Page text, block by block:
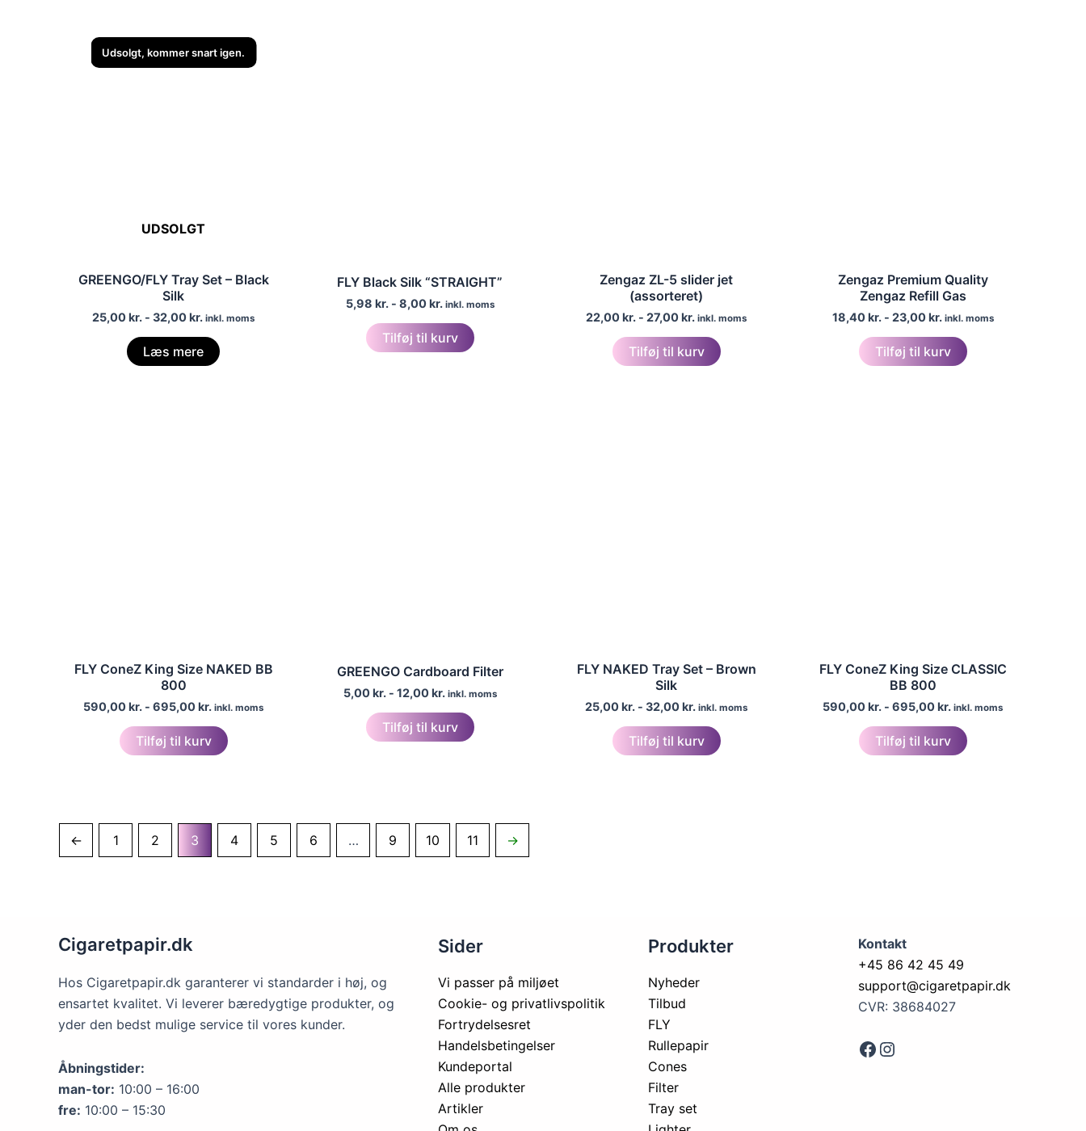
Udsolgt, kommer snart igen.
UDSOLGT
GREENGO/FLY Tray Set – Black
Silk
25,00kr. - 32,00kr. inkl. moms
Læs mere
FLY Black Silk “STRAIGHT”
5,98 kr.- 8,00kr. inkl. moms
Tilføj til kurv
Zengaz ZL-5 slider jet
(assorteret)
22,00kr. - 27,00kr. inkl. moms
Tilføj til kurv
Zengaz Premium Quality
Zengaz Refill Gas
18,40kr.- 23,00kr. inkl. moms
Tilføj til kurv
FLY ConeZ King Size NAKED BB
800
590,00kr. - 695,00kr. inkl. moms
Tilføj til kurv
GREENGO Cardboard Filter
5,00kr.- 12,00kr. inkl. moms
Tilføj til kurv
FLY NAKED Tray Set – Brown
Silk
25,00kr. - 32,00kr. inkl. moms
Tilføj til kurv
FLY ConeZ King Size CLASSIC
BB 800
590,00kr. - 695,00kr. inkl. moms
Tilføj til kurv
← 1 2 3 4 5 6 … 9 10 11 →
Cigaretpapir.dk
Hos Cigaretpapir.dk garanterer vi standarder i høj, og
ensartet kvalitet. Vi leverer bæredygtige produkter, og
yder den bedst mulige service til vores kunder.
Åbningstider:
man-tor: 10:00 – 16:00
fre: 10:00 – 15:30
Sider
Vi passer på miljøet
Cookie- og privatlivspolitik
Fortrydelsesret
Handelsbetingelser
Kundeportal
Alle produkter
Artikler
Produkter
Nyheder
Tilbud
FLY
Rullepapir
Cones
Filter
Tray set
Kontakt
+45 86 42 45 49
support@cigaretpapir.dk
CVR: 38684027
FaceInstagram